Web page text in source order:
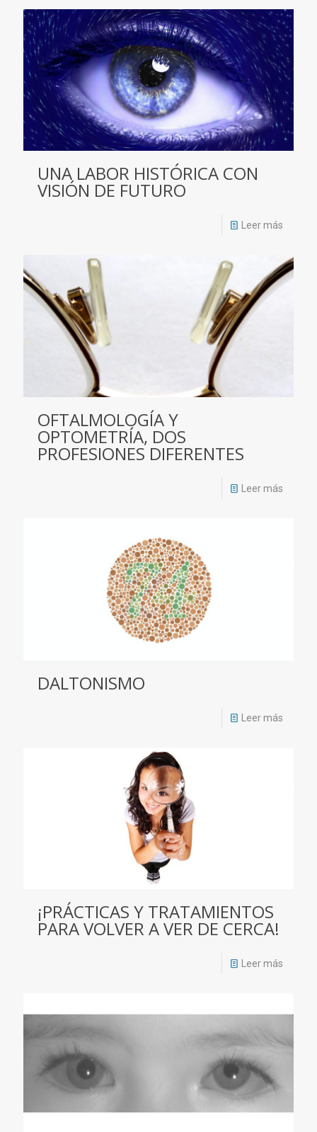
UNA LABOR HISTÓRICA CON
VISIÓN DE FUTURO
Leer más
OFTALMOLOGÍA Y
OPTOMETRÍA, DOS
PROFESIONES DIFERENTES
Leer más
DALTONISMO
Leer más
¡PRÁCTICAS Y TRATAMIENTOS
PARA VOLVER A VER DE CERCA!
Leer más